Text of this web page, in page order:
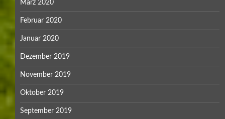
März 2020
Februar 2020
Januar 2020
Dezember 2019
November 2019
Oktober 2019
September 2019